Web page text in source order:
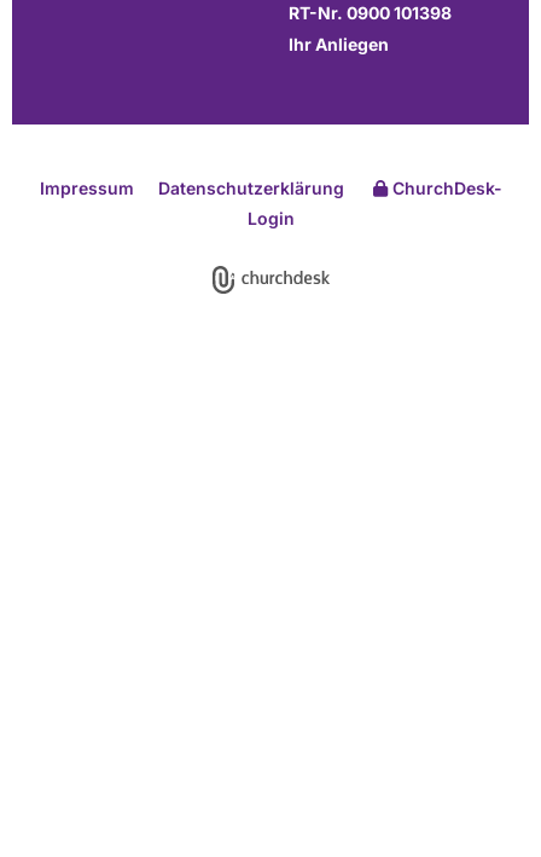
RT-Nr. 0900 101398
Ihr Anliegen
Impressum Datenschutzerklärung
ChurchDesk-
Login